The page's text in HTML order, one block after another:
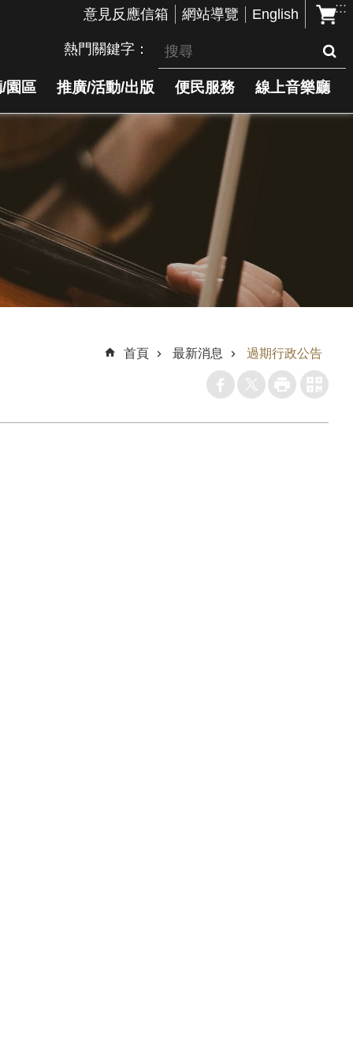
:::
意見反應信箱 網站導覽 English
熱門關鍵字
園區 推廣/活動/出版 便民服務 線上音樂廳
首頁 最新消息 過期行政公告